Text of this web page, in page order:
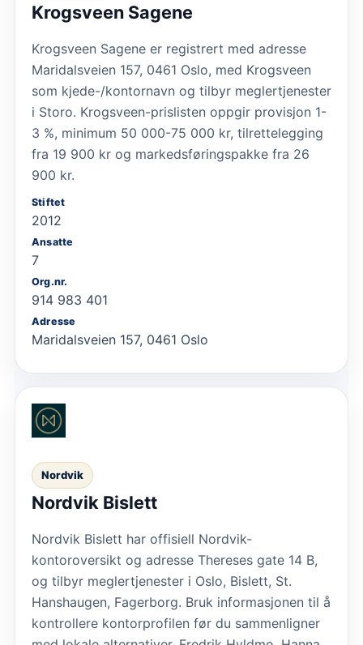
Krogsveen Sagene
Krogsveen Sagene er registrert med adresse
Maridalsveien 157, 0461 Oslo, med Krogsveen
som kjede-/kontornavn og tilbyr meglertjenester
i Storo. Krogsveen-prislisten oppgir provisjon 1-
3 %, minimum 50 000-75 000 kr, tilrettelegging
fra 19 900 kr og markedsføringspakke fra 26
900 kr.
Stiftet
2012
Ansatte
7
Org.nr.
914 983 401
Adresse
Maridalsveien 157, 0461 Oslo
Nordvik
Nordvik Bislett
Nordvik Bislett har offisiell Nordvik-
kontoroversikt og adresse Thereses gate 14 B,
og tilbyr meglertjenester i Oslo, Bislett, St.
Hanshaugen, Fagerborg. Bruk informasjonen til å
kontrollere kontorprofilen før du sammenligner